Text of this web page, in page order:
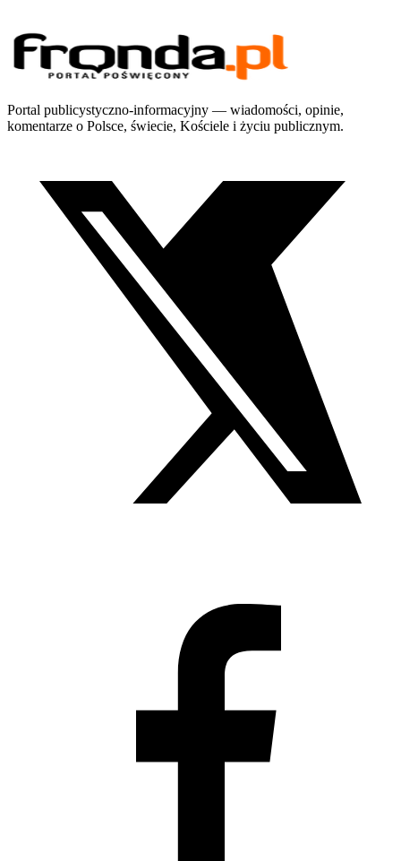
Portal publicystyczno-informacyjny — wiadomości, opinie,
komentarze o Polsce, świecie, Kościele i życiu publicznym.